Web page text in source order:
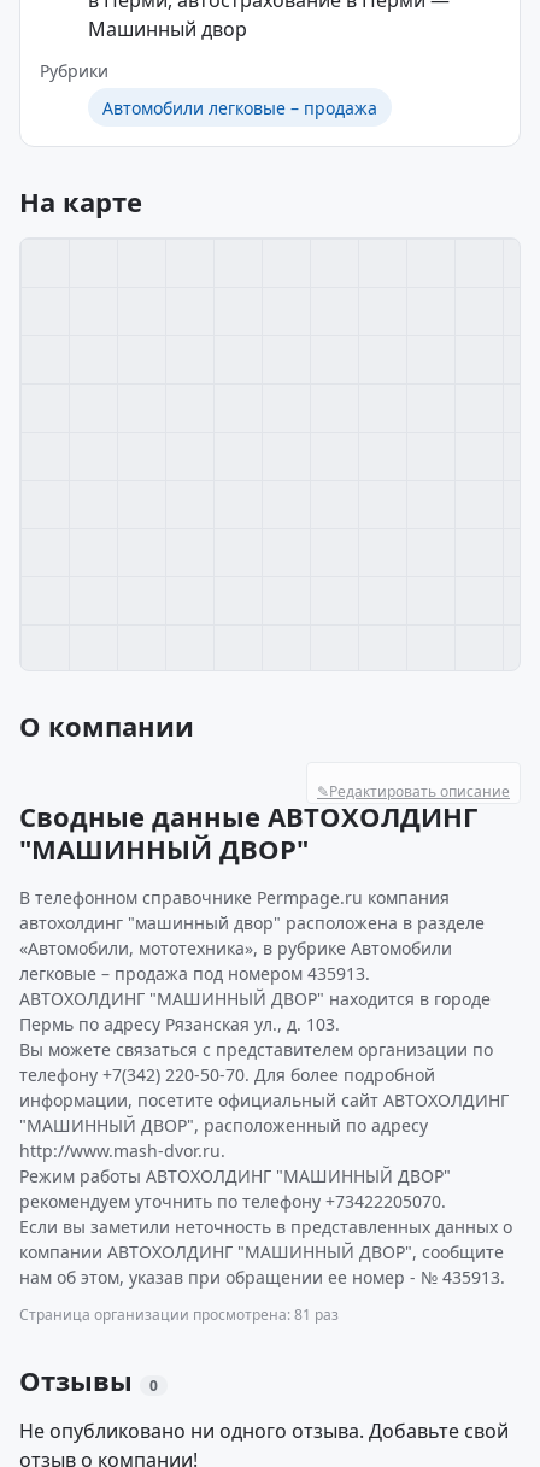
Машинный двор
Рубрики
Автомобили легковые – продажа
На карте
О компании
✎Редактировать описание
Сводные данные АВТОХОЛДИНГ
"МАШИННЫЙ ДВОР"
В телефонном справочнике Permpage.ru компания
автохолдинг "машинный двор" расположена в разделе
«Автомобили, мототехника», в рубрике Автомобили
легковые – продажа под номером 435913.
АВТОХОЛДИНГ "МАШИННЫЙ ДВОР" находится в городе
Пермь по адресу Рязанская ул., д. 103.
Вы можете связаться с представителем организации по
телефону +7(342) 220-50-70. Для более подробной
информации, посетите официальный сайт АВТОХОЛДИНГ
"МАШИННЫЙ ДВОР", расположенный по адресу
http://www.mash-dvor.ru.
Режим работы АВТОХОЛДИНГ "МАШИННЫЙ ДВОР"
рекомендуем уточнить по телефону +73422205070.
Если вы заметили неточность в представленных данных о
компании АВТОХОЛДИНГ "МАШИННЫЙ ДВОР", сообщите
нам об этом, указав при обращении ее номер - № 435913.
Страница организации просмотрена: 81 раз
Отзывы 0
Не опубликовано ни одного отзыва. Добавьте свой
отзыв о компании!